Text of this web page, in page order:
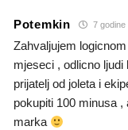
Potemkin 7 godine
Zahvaljujem
mjeseci , odlicno
prijatelj od joleta i
pokupiti 100 minusa
marka